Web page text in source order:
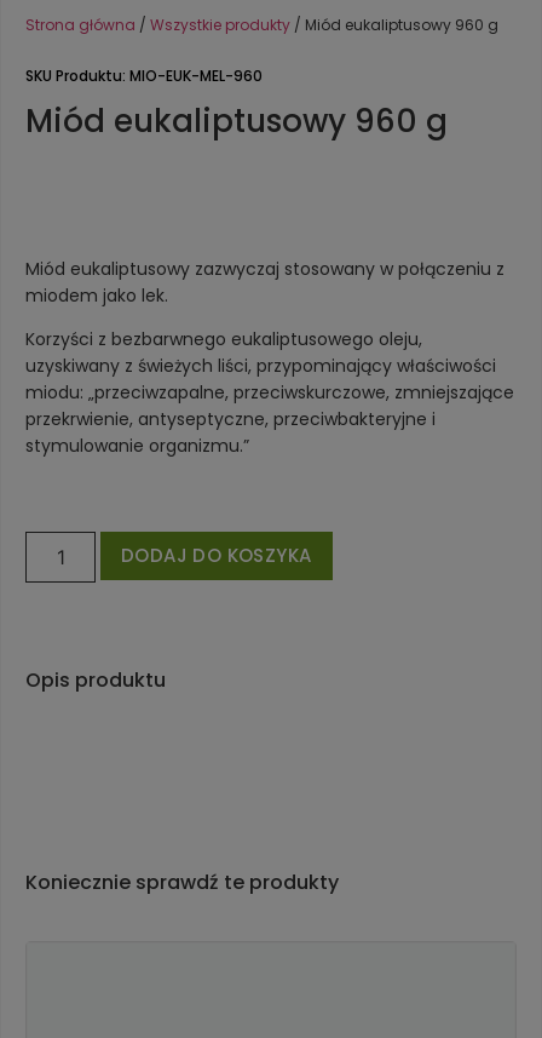
Strona główna / Wszystkie produkty / Miód eukaliptusowy 960 g
SKU Produktu: MIO-EUK-MEL-960
Miód eukaliptusowy 960 g
Miód eukaliptusowy zazwyczaj stosowany w połączeniu z
miodem jako lek.
Korzyści z bezbarwnego eukaliptusowego oleju,
uzyskiwany z świeżych liści, przypominający właściwości
miodu: „przeciwzapalne, przeciwskurczowe, zmniejszające
przekrwienie, antyseptyczne, przeciwbakteryjne i
stymulowanie organizmu.”
DODAJ DO KOSZYKA
Opis produktu
Koniecznie sprawdź te produkty